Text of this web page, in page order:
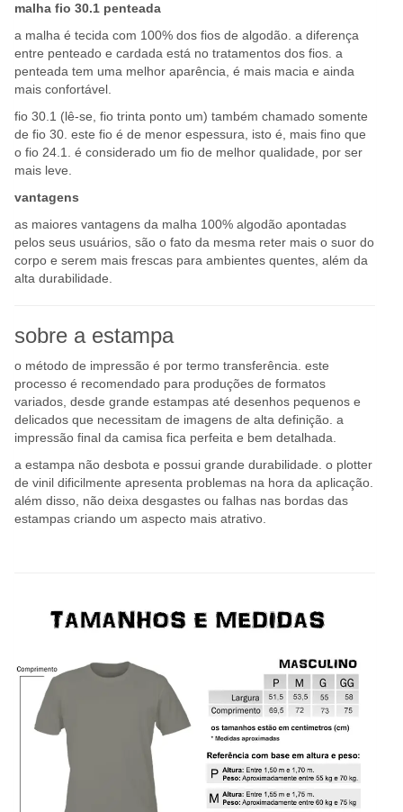
malha fio 30.1 penteada
a malha é tecida com 100% dos fios de algodão. a diferença
entre penteado e cardada está no tratamentos dos fios. a
penteada tem uma melhor aparência, é mais macia e ainda
mais confortável.
fio 30.1 (lê-se, fio trinta ponto um) também chamado somente
de fio 30. este fio é de menor espessura, isto é, mais fino que
o fio 24.1. é considerado um fio de melhor qualidade, por ser
mais leve.
vantagens
as maiores vantagens da malha 100% algodão apontadas
pelos seus usuários, são o fato da mesma reter mais o suor do
corpo e serem mais frescas para ambientes quentes, além da
alta durabilidade.
sobre a estampa
o método de impressão é por termo transferência. este
processo é recomendado para produções de formatos
variados, desde grande estampas até desenhos pequenos e
delicados que necessitam de imagens de alta definição. a
impressão final da camisa fica perfeita e bem detalhada.
a estampa não desbota e possui grande durabilidade. o plotter
de vinil dificilmente apresenta problemas na hora da aplicação.
além disso, não deixa desgastes ou falhas nas bordas das
estampas criando um aspecto mais atrativo.